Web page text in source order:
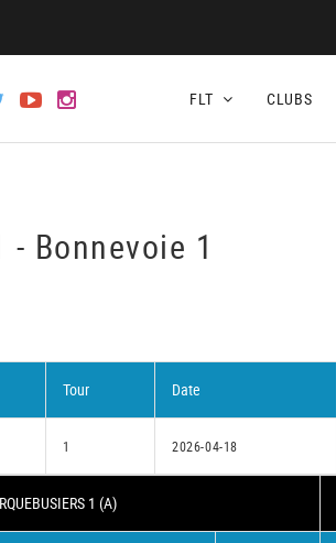
FLT CLUBS
Bonnevoie 1
Tour Date
1 2026-04-18
1 (A)